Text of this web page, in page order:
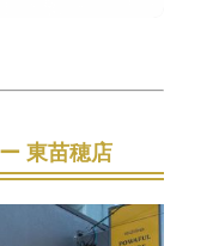
東苗穂店